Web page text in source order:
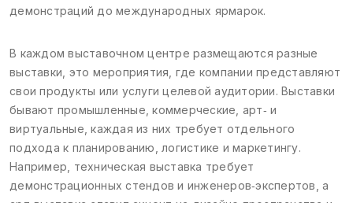
демонстраций до международных ярмарок.
В каждом выставочном центре размещаются разные
выставки это мероприятия, где компании представляют
свои продукты или услуги целевой аудитории. Выставки
бывают промышленные, коммерческие, арт‑ и
виртуальные, каждая из них требует отдельного
подхода к планированию, логистике и маркетингу.
Например, техническая выставка требует
демонстрационных стендов и инженеров‑экспертов, а